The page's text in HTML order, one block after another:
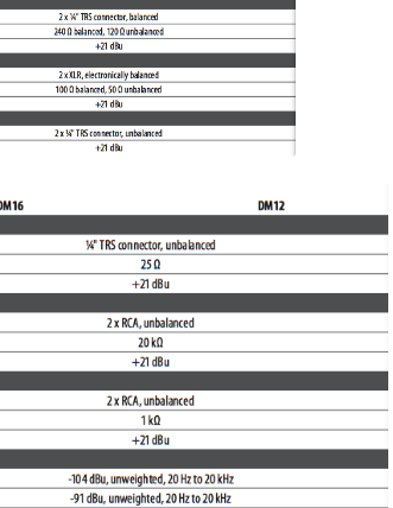
Tutto perfetto, materiale
ottimo e spedizione
velocissima, grazie.
03-08-2026 - Daniele S.